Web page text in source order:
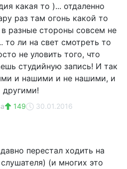
какая то )... отдаленно
раз там огонь какой то
в разные стороны совсем не
то ли на свет смотреть то
не уловить того, что
студийную запись! И так
и нашими и не нашими, и
149 30.01.2016
перестал ходить на
(и многих это